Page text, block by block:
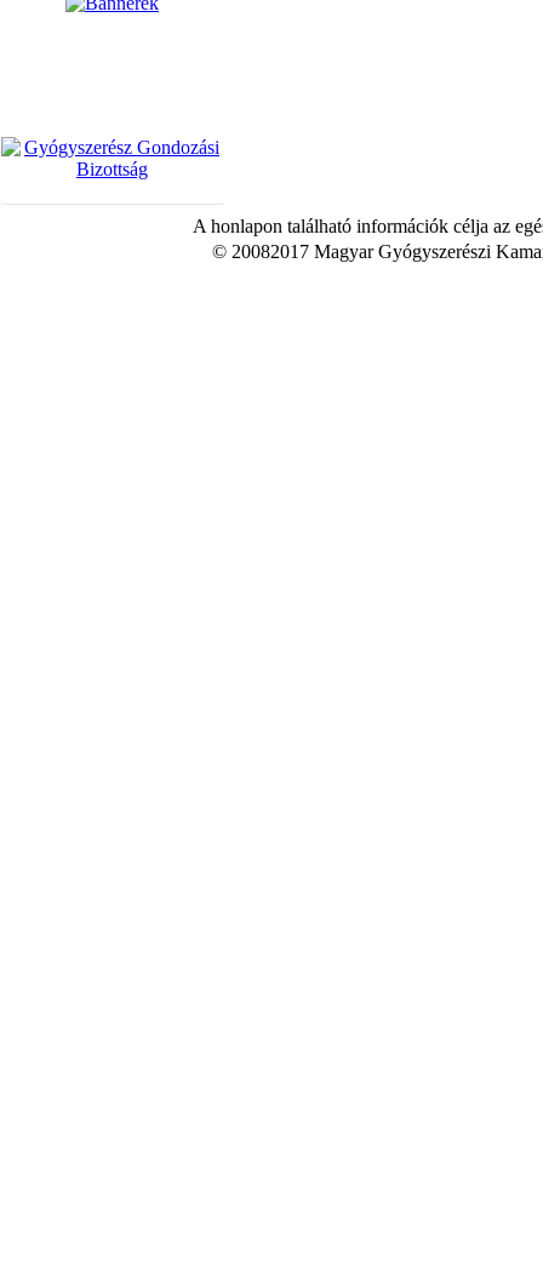
A honlapon található információk célja az
© 20082017 Magyar Gyógyszerészi